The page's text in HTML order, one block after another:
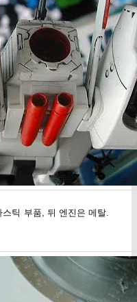
틱 부품, 뒤 엔진은 메탈.